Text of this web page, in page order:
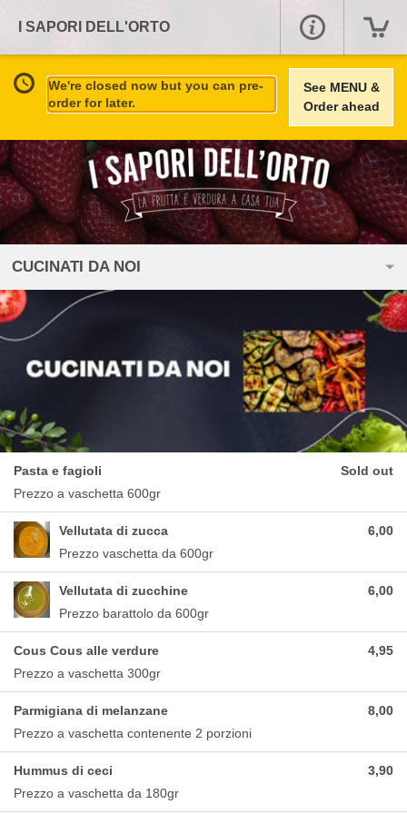
I SAPORI DELL'ORTO
We're closed now but you can pre-
order for later.
See MENU &
Order ahead
CUCINATI DA NOI
Pasta e fagioli
Prezzo a vaschetta 600gr
Sold out
Vellutata di zucca
Prezzo vaschetta da 600gr
6,00
Vellutata di zucchine
Prezzo barattolo da 600gr
6,00
Cous Cous alle verdure
Prezzo a vaschetta 300gr
4,95
Parmigiana di melanzane
Prezzo a vaschetta contenente 2 porzioni
8,00
Hummus di ceci
Prezzo a vaschetta da 180gr
3,90